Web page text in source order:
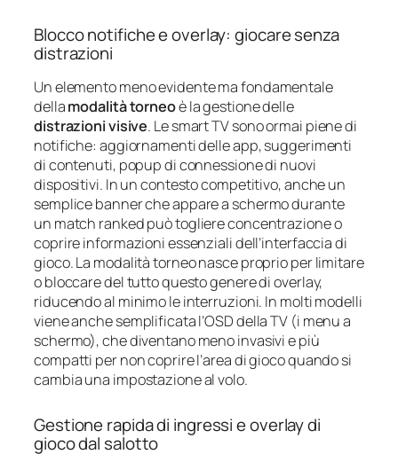
Blocco notifiche e overlay: giocare senza
distrazioni
Un elemento meno evidente ma fondamentale
dellamodalità torneoè la gestione delle
distrazioni visive. Le smart TV sono ormai piene di
notifiche: aggiornamenti delle app, suggerimenti
di contenuti, popup di connessione di nuovi
dispositivi. In un contesto competitivo, anche un
semplice banner che appare a schermo durante
un match ranked può togliere concentrazione o
coprire informazioni essenziali dell’interfaccia di
gioco. La modalità torneo nasce proprio per limitare
o bloccare del tutto questo genere di overlay,
riducendo al minimo le interruzioni. In molti modelli
viene anche semplificata l’OSD della TV (i menu a
schermo), che diventano meno invasivi e più
compatti per non coprire l’area di gioco quando si
cambia una impostazione al volo.
Gestione rapida di ingressi e overlay di
gioco dal salotto